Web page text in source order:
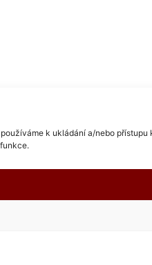
k ukládání a/nebo